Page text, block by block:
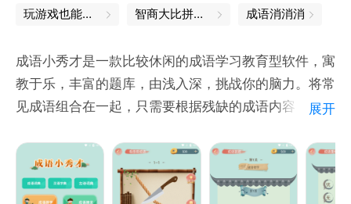
玩游戏也能学到知识，轻松掌握知识点 智商大比拼，益智问答游戏等你挑战 成语消消消
成语小秀才是一款比较休闲的成语学习教育型软件，寓
教于乐，丰富的题库，由浅入深，挑战你的脑力。将常
见成语组合在一起，只需要根据残缺的成语内容，补充
出处的介绍，轻松丰富你的成语知识，真正做到趣味盎
然，寓教于乐，让童鞋们在玩中学，更在学中玩！
展开